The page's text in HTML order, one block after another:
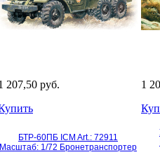
207,50 руб.
1
БТР-60ПБ ICM Art.: 72911
Масштаб: 1/72 Бронетранспортер